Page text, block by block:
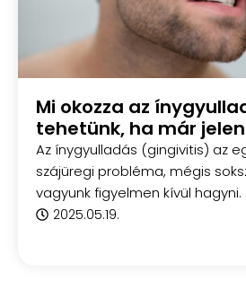
Mi okozza az
tehetünk, ha már
Az ínygyulladás (gingivitis) az
szájüregi probléma, mégis
vagyunk figyelmen kívül hagyni.
2025.05.19.